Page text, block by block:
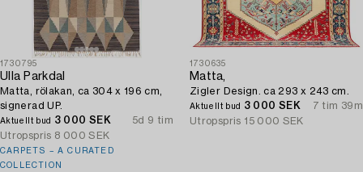
1730795
Ulla Parkdal
Matta, rölakan, ca 304 x 196 cm,
signerad UP.
Aktuellt bud 3 000 SEK
5d 9 tim
Utropspris 8 000 SEK
CARPETS – A CURATED
COLLECTION
1730635
Matta,
Zigler Design. ca 293 x 243 cm.
Aktuellt bud 3 000 SEK
7 tim 39m
Utropspris 15 000 SEK